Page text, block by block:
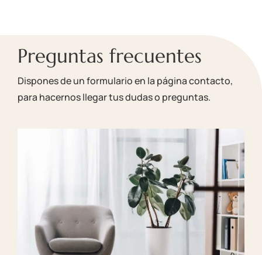
Preguntas frecuentes
Dispones de un formulario en la página contacto,
para hacernos llegar tus dudas o preguntas.